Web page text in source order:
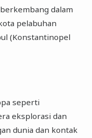
dalam
pelabuhan
(Konstantinopel
seperti
eksplorasi dan
dunia dan kontak